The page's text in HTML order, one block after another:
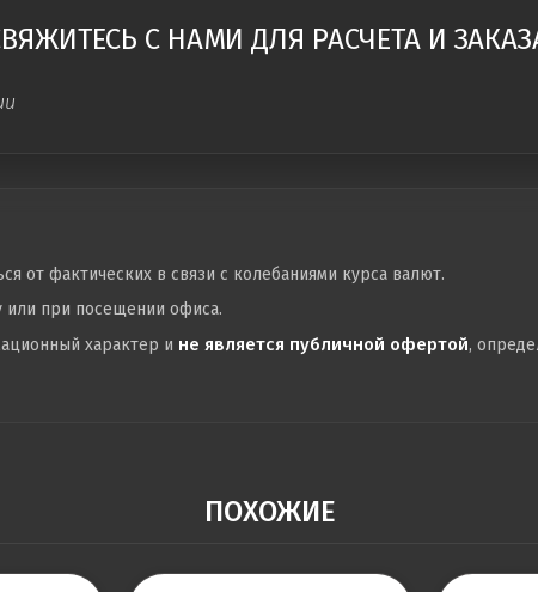
С НАМИ ДЛЯ РАСЧЕТА И
от фактических в связи с колебаниями курса валют.
или при посещении офиса.
характер и не является публичной офертой,
ПОХОЖИЕ